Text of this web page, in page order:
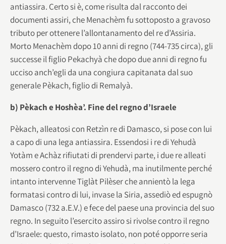
antiassira. Certo si è, come risulta dal racconto dei
documenti assiri, che Menachèm fu sottoposto a gravoso
tributo per ottenere l’allontanamento del re d’Assiria.
Morto Menachèm dopo 10 anni di regno (744-735 circa), gli
successe il figlio Pekachyà che dopo due anni di regno fu
ucciso anch’egli da una congiura capitanata dal suo
generale Pèkach, figlio di Remalyà.
b) Pèkach e Hoshèa’. Fine del regno d’Israele
Pèkach, alleatosi con Retzìn re di Damasco, si pose con lui
a capo di una lega antiassira. Essendosi i re di Yehudà
Yotàm e Achàz rifiutati di prendervi parte, i due re alleati
mossero contro il regno di Yehudà, ma inutilmente perché
intanto intervenne Tiglàt Pilèser che annientò la lega
formatasi contro di lui, invase la Siria, assediò ed espugnò
Damasco (732 a.E.V.) e fece del paese una provincia del suo
regno. In seguito l’esercito assiro si rivolse contro il regno
d’Israele: questo, rimasto isolato, non poté opporre seria